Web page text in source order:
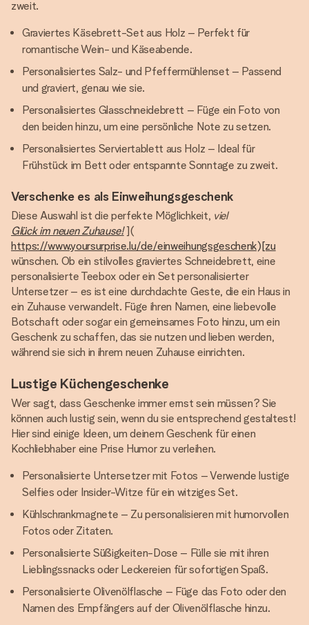
zweit.
Graviertes Käsebrett-Set aus Holz – Perfekt für
romantische Wein- und Käseabende.
Personalisiertes Salz- und Pfeffermühlenset – Passend
und graviert, genau wie sie.
Personalisiertes Glasschneidebrett – Füge ein Foto von
den beiden hinzu, um eine persönliche Note zu setzen.
Personalisiertes Serviertablett aus Holz – Ideal für
Frühstück im Bett oder entspannte Sonntage zu zweit.
Verschenke es als Einweihungsgeschenk
Diese Auswahl ist die perfekte Möglichkeit, viel
Glück im neuen Zuhause!](
https://www.yoursurprise.lu/de/einweihungsgeschenk)[zu
wünschen. Ob ein stilvolles graviertes Schneidebrett, eine
personalisierte Teebox oder ein Set personalisierter
Untersetzer – es ist eine durchdachte Geste, die ein Haus in
ein Zuhause verwandelt. Füge ihren Namen, eine liebevolle
Botschaft oder sogar ein gemeinsames Foto hinzu, um ein
Geschenk zu schaffen, das sie nutzen und lieben werden,
während sie sich in ihrem neuen Zuhause einrichten.
Lustige Küchengeschenke
Wer sagt, dass Geschenke immer ernst sein müssen? Sie
können auch lustig sein, wenn du sie entsprechend gestaltest!
Hier sind einige Ideen, um deinem Geschenk für einen
Kochliebhaber eine Prise Humor zu verleihen.
Personalisierte Untersetzer mit Fotos – Verwende lustige
Selfies oder Insider-Witze für ein witziges Set.
Kühlschrankmagnete – Zu personalisieren mit humorvollen
Fotos oder Zitaten.
Personalisierte Süßigkeiten-Dose – Fülle sie mit ihren
Lieblingssnacks oder Leckereien für sofortigen Spaß.
Personalisierte Olivenölflasche – Füge das Foto oder den
Namen des Empfängers auf der Olivenölflasche hinzu.